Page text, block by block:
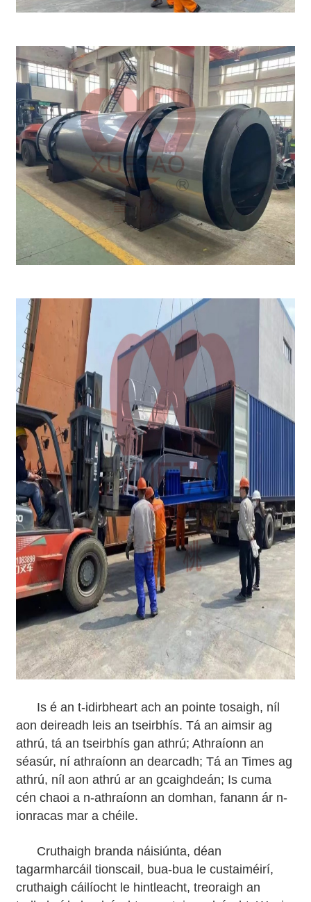
Is é an t-idirbheart ach an pointe tosaigh, níl
aon deireadh leis an tseirbhís. Tá an aimsir ag
athrú, tá an tseirbhís gan athrú; Athraíonn an
séasúr, ní athraíonn an dearcadh; Tá an Times ag
athrú, níl aon athrú ar an gcaighdeán; Is cuma
cén chaoi a n-athraíonn an domhan, fanann ár n-
ionracas mar a chéile.
Cruthaigh branda náisiúnta, déan
tagarmharcáil tionscail, bua-bua le custaiméirí,
cruthaigh cáilíocht le hintleacht, treoraigh an